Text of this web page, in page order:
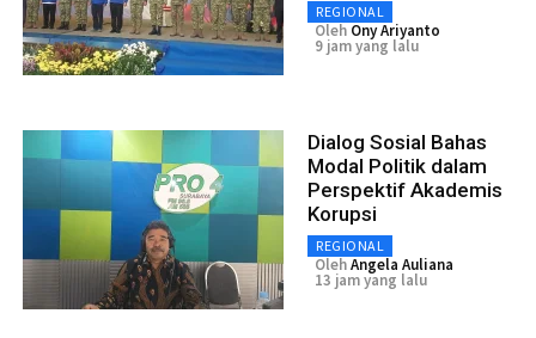
REGIONAL
Oleh Ony Ariyanto
9 jam yang lalu
Dialog Sosial Bahas
Modal Politik dalam
Perspektif Akademis
Korupsi
REGIONAL
OlehAngela Auliana
13 jam yang lalu